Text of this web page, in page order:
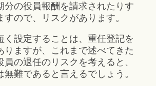
分の役員報酬を請求されたりす
すので、リスクがあります。
く設定することは、重任登記を
りますが、これまで述べてきた
の退任のリスクを考えると、
難であると言えるでしょう。